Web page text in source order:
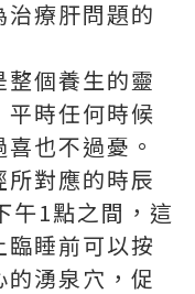
療肝問題的
個養生的靈
時任何時候
也不過憂。
對應的時辰
午1點之間，這
睡前可以按
湧泉穴，促